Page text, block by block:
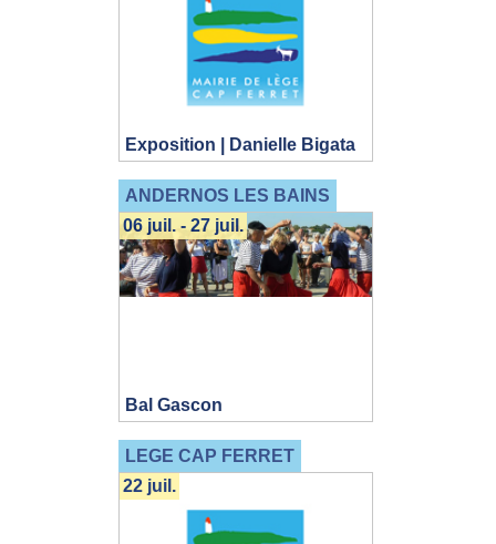
Exposition | Danielle Bigata
ANDERNOS LES BAINS
Bal Gascon
06 juil. - 27 juil.
LEGE CAP FERRET
22 juil.